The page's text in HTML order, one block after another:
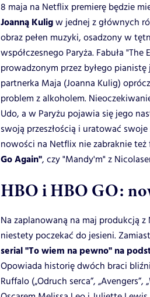
8 maja na Netflix premierę będzie
Joanną Kuligw jednej z głównych
obraz pełen muzyki, osadzony w
współczesnego Paryża. Fabuła
prowadzonym przez byłego
partnerka Maja (Joanna Kulig)
problem z alkoholem.
Udo, a w Paryżu pojawia się jego
swoją przeszłością i uratować
nowości na Netflix nie zabraknie
Go Again", czy "Mandy'm" z
HBO i HBO GO:
Na zaplanowaną na maj produkcją
niestety poczekać do jesieni.
serial "To wiem na pewno" na
Opowiada historię dwóch braci
Ruffalo („Odruch serca”,